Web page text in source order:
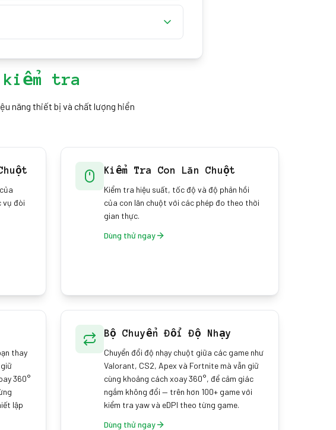
vì chỉ cổ tay để ổn định hơn, thả lỏng tay
ngày — chỉ 10 phút cũng xây dựng trí nhớ
duyệt sẽ đặt lại nó.
kiểm tra
năng thiết bị và chất lượng hiển
vụ đòi
Kiểm Tra Con Lăn Chuột
Kiểm tra hiệu suất, tốc độ và độ phản hồi
của con lăn chuột với các phép đo theo thời
gian thực.
Dùng thử ngay
thay
360°
lập
Bộ Chuyển Đổi Độ Nhạy
Chuyển đổi độ nhạy chuột giữa các game như
Valorant, CS2, Apex và Fortnite mà vẫn giữ
cùng khoảng cách xoay 360°, để cảm giác
ngắm không đổi — trên hơn 100+ game với
kiểm tra yaw và eDPI theo từng game.
Dùng thử ngay